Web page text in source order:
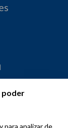
poder
para analizar de
de Madrid